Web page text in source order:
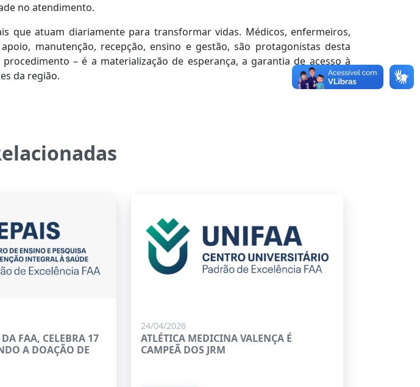
no atendimento.
que atuam diariamente para transformar vidas. Médicos, enfermeiros,
manutenção, recepção, ensino e gestão, são protagonistas desta
– é a materialização de esperança, a garantia de acesso à
da região.
FAA, CELEBRA 17
A DOAÇÃO DE
24/04/2026
ATLÉTICA MEDICINA VALENÇA É
CAMPEÃ DOS JRM